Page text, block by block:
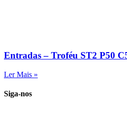
Entradas – Troféu ST2 P50
Ler Mais »
Siga-nos